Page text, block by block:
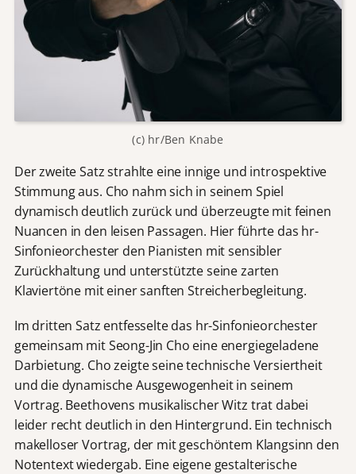
(c) hr/Ben Knabe
Der zweite Satz strahlte eine innige und introspektive
Stimmung aus. Cho nahm sich in seinem Spiel
dynamisch deutlich zurück und überzeugte mit feinen
Nuancen in den leisen Passagen. Hier führte das hr-
Sinfonieorchester den Pianisten mit sensibler
Zurückhaltung und unterstützte seine zarten
Klaviertöne mit einer sanften Streicherbegleitung.
Im dritten Satz entfesselte das hr-Sinfonieorchester
gemeinsam mit Seong-Jin Cho eine energiegeladene
Darbietung. Cho zeigte seine technische Versiertheit
und die dynamische Ausgewogenheit in seinem
Vortrag. Beethovens musikalischer Witz trat dabei
leider recht deutlich in den Hintergrund. Ein technisch
makelloser Vortrag, der mit geschöntem Klangsinn den
Notentext wiedergab. Eine eigene gestalterische